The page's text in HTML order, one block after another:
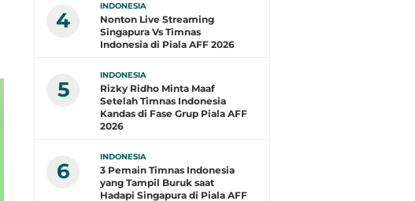
4
INDONESIA
Nonton Live Streaming
Singapura Vs Timnas
Indonesia di Piala AFF 2026
5
INDONESIA
Rizky Ridho Minta Maaf
Setelah Timnas Indonesia
Kandas di Fase Grup Piala AFF
2026
6
INDONESIA
3 Pemain Timnas Indonesia
yang Tampil Buruk saat
Hadapi Singapura di Piala AFF